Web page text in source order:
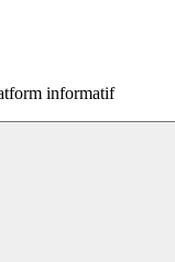
informatif